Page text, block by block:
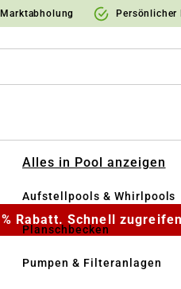
Persönlicher
Alles in Pool anzeigen
Aufstellpools & Whirlpools
Planschbecken
Pumpen & Filteranlagen
Rabatt. Schnell